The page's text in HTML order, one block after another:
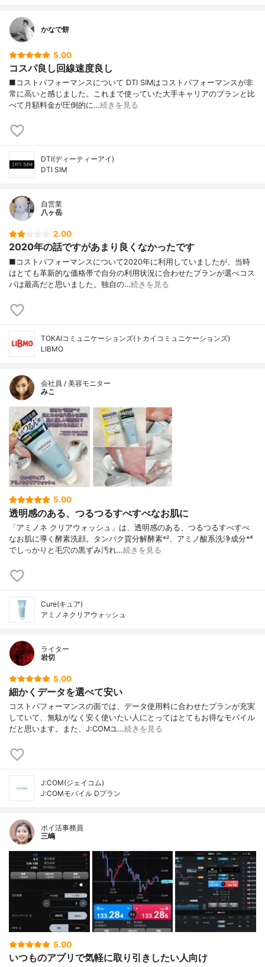
かなで餅
5.00
コスパ良し回線速度良し
■コストパフォーマンスについて DTI SIMはコストパフォーマンスが非
常に高いと感じました。これまで使っていた大手キャリアのプランと比
べて月額料金が圧倒的に…続きを見る
DTI(ディーティーアイ)
DTI SIM
自営業
八ヶ岳
2.00
2020年の話ですがあまり良くなかったです
■コストパフォーマンスについて2020年に利用していましたが、当時
はとても革新的な価格帯で自分の利用状況に合わせたプランが選べコス
パは最高だと思いました。独自の…続きを見る
TOKAIコミュニケーションズ(トカイコミュニケーションズ)
LIBMO
会社員 / 美容モニター
みこ
5.00
透明感のある、つるつるすべすべなお肌に
「アミノネ クリアウォッシュ」は、透明感のある、つるつるすべすべ
なお肌に導く酵素洗顔。タンパク質分解酵素*²、アミノ酸系洗浄成分*⁴
でしっかりと毛穴の黒ずみ汚れ…続きを見る
Cure(キュア)
アミノネクリアウォッシュ
ライター
岩切
5.00
細かくデータを選べて安い
コストパフォーマンスの面では、データ使用料に合わせたプランが充実
していて、無駄がなく安く使いたい人にとってはとてもお得なモバイル
だと思います。また、J:COMユ…続きを見る
J:COM(ジェイコム)
J:COMモバイル Dプラン
ポイ活事務員
三嶋
5.00
いつものアプリで気軽に取り引きしたい人向け